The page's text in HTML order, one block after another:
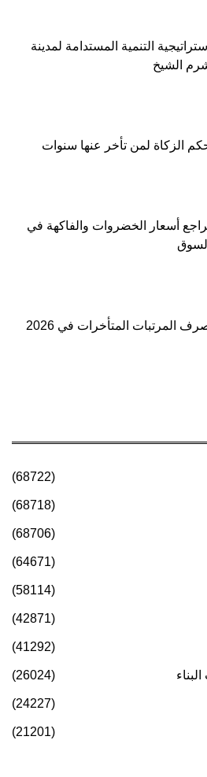
استراتيجية التنمية المستدامة لمدينة
الشيخ
الزكاة لمن تأخر عنها سنوات
أسعار الخضروات والفاكهة في
السوق
المرتبات المتأخرات في 2026
(68722)
(68718)
(68706)
(64671)
(58114)
(42871)
(41292)
(26024)
(24227)
(21201)